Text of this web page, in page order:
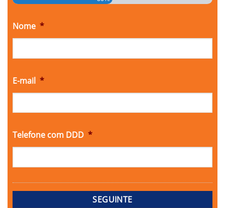
Nome *
E-mail *
Telefone com DDD *